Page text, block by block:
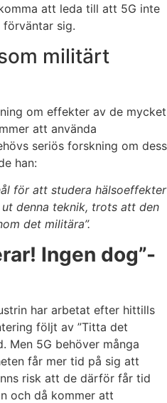
att leda till att 5G inte
förväntar sig.
militärt
om effekter av de mycket
att använda
seriös forskning om dess
han:
för att studera hälsoeffekter
denna teknik, trots att den
det militära”.
Ingen dog”-
har arbetat efter hittills
följt av ”Titta det
Men 5G behöver många
får mer tid på sig att
risk att de därför får tid
och då kommer att